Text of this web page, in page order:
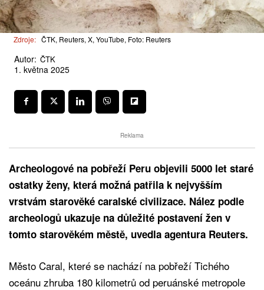
Zdroje: ČTK, Reuters, X, YouTube, Foto: Reuters
Autor: ČTK
1. května 2025
Reklama
Archeologové na pobřeží Peru objevili 5000 let staré
ostatky ženy, která možná patřila k nejvyšším
vrstvám starověké caralské civilizace. Nález podle
archeologů ukazuje na důležité postavení žen v
tomto starověkém městě, uvedla agentura Reuters.
Město Caral, které se nachází na pobřeží Tichého
oceánu zhruba 180 kilometrů od peruánské metropole